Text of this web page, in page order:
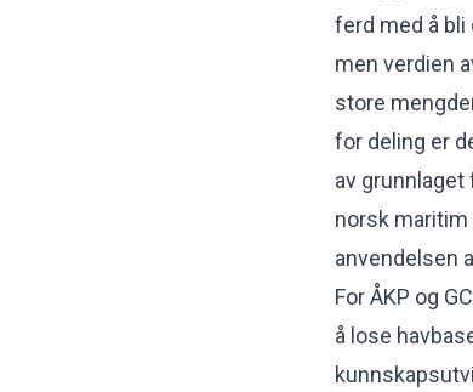
ferd med å
men verdien
store
for deling er
av grunnlaget
norsk
anvendelsen
For ÅKP og
å lose